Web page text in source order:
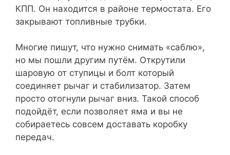
КПП. Он находится в районе термостата. Его
закрывают топливные трубки.
Многие пишут, что нужно снимать «саблю»,
но мы пошли другим путём. Открутили
шаровую от ступицы и болт который
соединяет рычаг и стабилизатор. Затем
просто отогнули рычаг вниз. Такой способ
подойдёт, если позволяет яма и вы не
собираетесь совсем доставать коробку
передач.